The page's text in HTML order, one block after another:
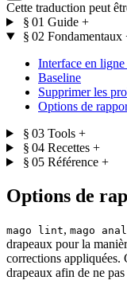
Cette traduction peut
§ 01 Guide +
§ 02 Fondamentaux
Interface en
Baseline
Supprimer les
Options de
§ 03 Tools +
§ 04 Recettes +
§ 05 Référence +
Options de
mago lint, mago
drapeaux pour la
corrections appliquées.
drapeaux afin de ne